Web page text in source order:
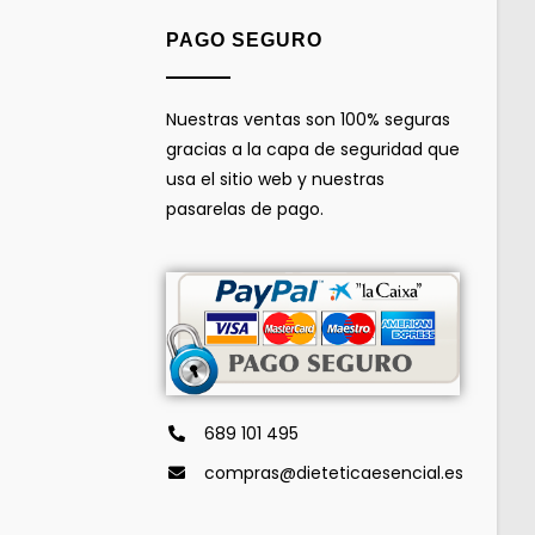
PAGO SEGURO
Nuestras ventas son 100% seguras
gracias a la capa de seguridad que
usa el sitio web y nuestras
pasarelas de pago.
689 101 495
compras@dieteticaesencial.es